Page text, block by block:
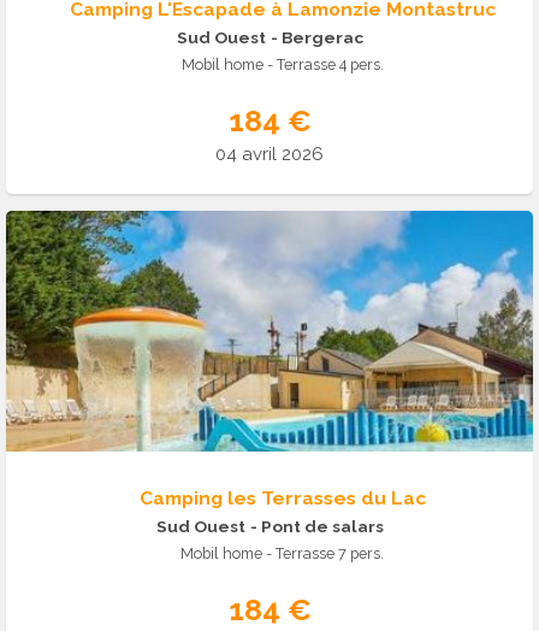
Camping L'Escapade à Lamonzie Montastruc
Sud Ouest - Bergerac
Mobil home - Terrasse 4 pers.
184 €
04 avril 2026
Camping les Terrasses du Lac
Sud Ouest - Pont de salars
Mobil home - Terrasse 7 pers.
184 €